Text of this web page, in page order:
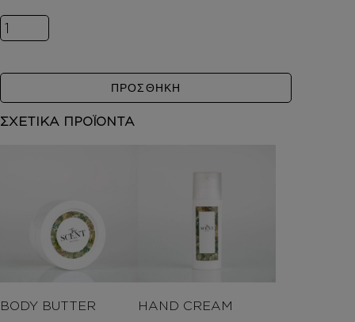
Inspired by BURBERRY WOMEN ποσότητα
ΠΡΟΣΘΗΚΗ
ΣΧΕΤΙΚΑ ΠΡΟΪΟΝΤΑ
BODY BUTTER
HAND CREAM